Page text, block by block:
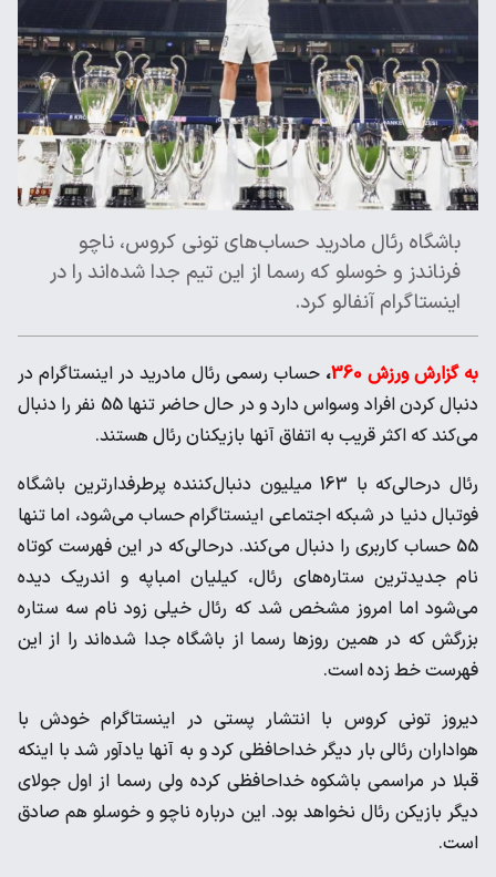
باشگاه رئال مادرید حساب‌های تونی کروس، ناچو
فرناندز و خوسلو که ‌رسما از این تیم جدا شده‌اند را در
اینستاگرام آنفالو کرد. ‌
به گزارش ورزش 360 ، حساب رسمی رئال مادرید در اینستاگرام در
‌دنبال کردن افراد وسواس دارد و در حال حاضر تنها 55 نفر را دنبال
‌می‌کند که اکثر قریب به اتفاق آنها بازیکنان رئال هستند. ‌
رئال درحالی‌که با 163 میلیون دنبال‌کننده پرطرفدارترین باشگاه
فوتبال ‌دنیا در شبکه اجتماعی اینستاگرام حساب می‌شود، اما تنها
55 حساب ‌کاربری را دنبال می‌کند. درحالی‌که در این فهرست کوتاه
نام جدیدترین ‌ستاره‌های رئال، کیلیان امباپه و اندریک دیده
می‌شود اما امروز ‌مشخص شد که رئال خیلی زود نام سه ستاره
بزرگش که در همین ‌روزها رسما از باشگاه جدا شده‌اند را از این
فهرست خط زده است. ‌
دیروز تونی کروس با انتشار پستی در اینستاگرام خودش با
هواداران ‌رئالی بار دیگر خداحافظی کرد و به آنها یادآور شد با اینکه
قبلا در ‌مراسمی باشکوه خداحافظی کرده ولی رسما از اول جولای
دیگر بازیکن ‌رئال نخواهد بود. این درباره ناچو و خوسلو هم صادق
است.